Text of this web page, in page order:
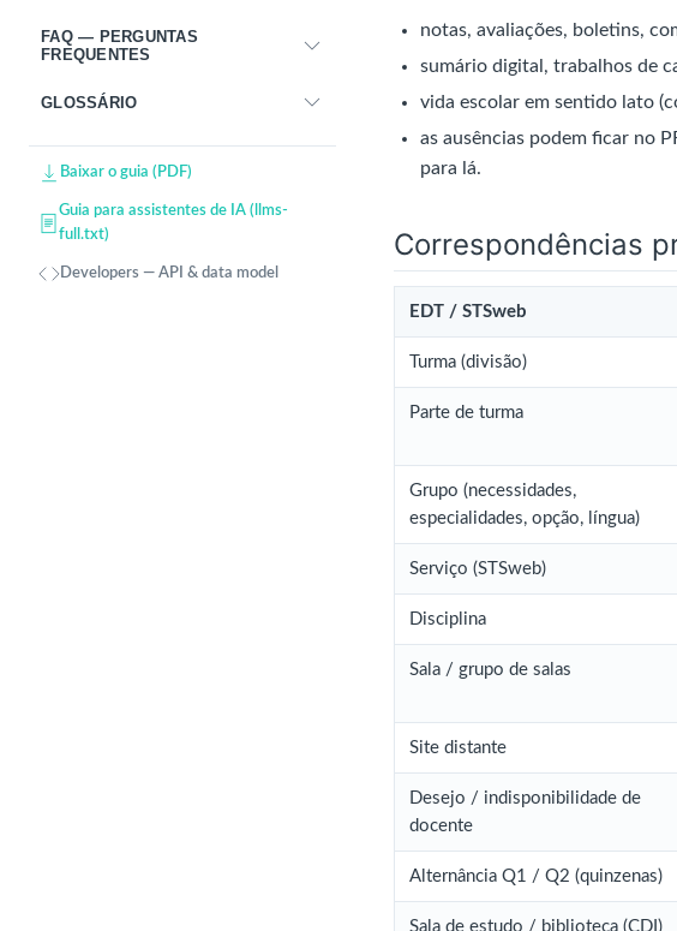
FAQ — PERGUNTAS
FREQUENTES
GLOSSÁRIO
Baixar o guia (PDF)
Guia para assistentes de IA (llms-
full.txt)
Developers — API & data model
notas, avaliações, boletins,
sumário digital, trabalhos de
vida escolar em sentido lato
as ausências podem ficar no
para lá.
Correspondências
EDT / STSweb
Turma (divisão)
Parte de turma
Grupo (necessidades,
especialidades, opção, língua)
Serviço (STSweb)
Disciplina
Sala / grupo de salas
Site distante
Desejo / indisponibilidade de
docente
Alternância Q1 / Q2 (quinzenas)
Sala de estudo / biblioteca (CDI)